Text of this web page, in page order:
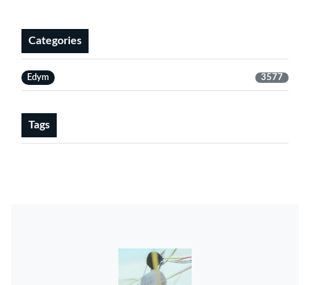
Categories
Edym 3577
Tags